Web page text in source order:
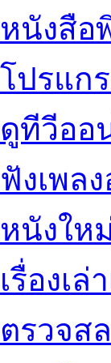
หนังสือ
โปรแก
ดูทีวีออ
ฟังเพล
หนังให
เรื่องเล่
ตรวจส